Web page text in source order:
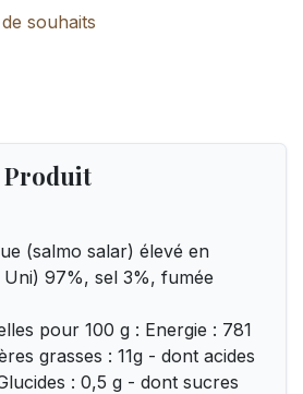
souhaits
(salmo salar) élevé en
Uni) 97%, sel 3%, fumée
pour 100 g : Energie : 781
grasses : 11g - dont acides
: 0,5 g - dont sucres